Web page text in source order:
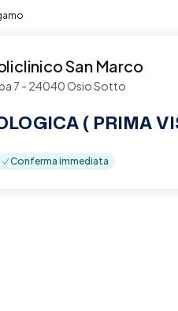
San Marco
7 - 24040 Osio Sotto
( PRIMA
Conferma immediata